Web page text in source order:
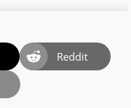
Reddit